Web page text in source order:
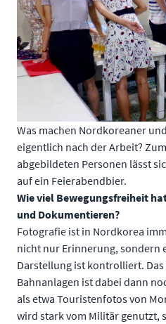
Was machen Nordkoreaner
eigentlich nach der Arbeit?
abgebildeten Personen lässt
auf ein Feierabendbier.
Wie viel Bewegungsfreiheit
und Dokumentieren?
Fotografie ist in Nordkorea
nicht nur Erinnerung, sondern
Darstellung ist kontrolliert.
Bahnanlagen ist dabei dann
als etwa Touristenfotos von
wird stark vom Militär genutzt,